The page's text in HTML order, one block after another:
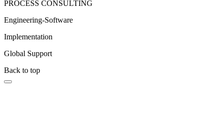
PROCESS CONSULTING
Engineering-Software
Implementation
Global Support
Back to top